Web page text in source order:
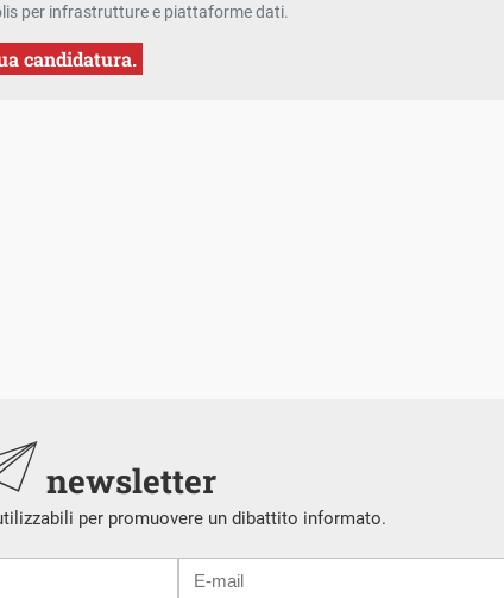
per infrastrutture e piattaforme dati.
candidatura.
newsletter
per promuovere un dibattito informato.